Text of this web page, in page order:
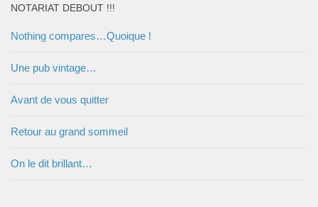
NOTARIAT DEBOUT !!!
Nothing compares…Quoique !
Une pub vintage…
Avant de vous quitter
Retour au grand sommeil
On le dit brillant…